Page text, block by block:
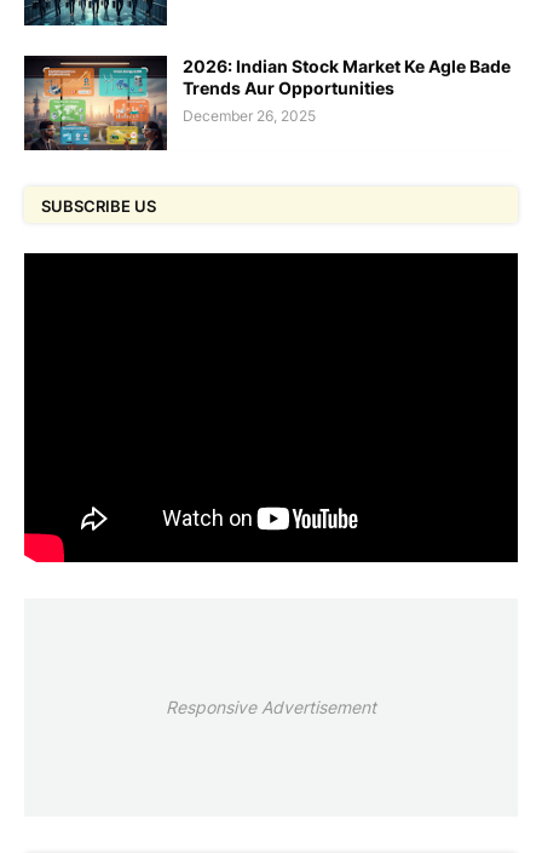
2026: Indian Stock Market Ke Agle Bade
Trends Aur Opportunities
December 26, 2025
SUBSCRIBE US
Responsive Advertisement